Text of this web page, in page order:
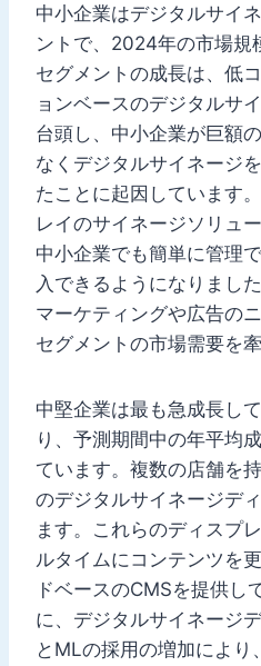
中小企業はデジタルサイ
ントで、2024年の市場規
セグメントの成長は、低
ョンベースのデジタルサ
台頭し、中小企業が巨額
なくデジタルサイネージ
たことに起因しています
レイのサイネージソリュ
中小企業でも簡単に管理
入できるようになりまし
マーケティングや広告の
セグメントの市場需要を
中堅企業は最も急成長し
り、予測期間中の年平均
ています。複数の店舗を
のデジタルサイネージデ
ます。これらのディスプ
ルタイムにコンテンツを
ドベースのCMSを提供し
に、デジタルサイネージ
とMLの採用の増加によ